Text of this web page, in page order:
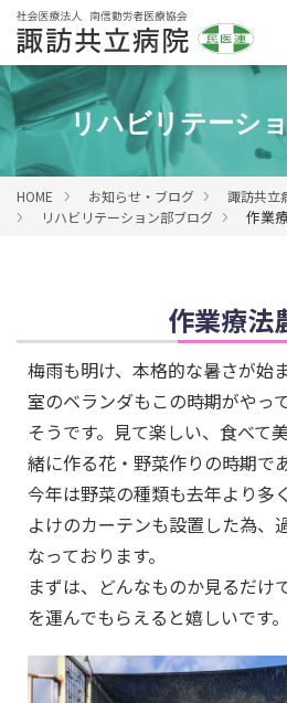
リハビリテーシ
HOME お知らせ・ブログ
諏訪共立
リハビリテーション部ブログ
作業
作業療法
梅雨も明け、本格的な暑さが始
室のベランダもこの時期がやっ
そうです。見て楽しい、食べて
緒に作る花・野菜作りの時期で
今年は野菜の種類も去年より多
よけのカーテンも設置した為、
なっております。
まずは、どんなものか見るだけ
を運んでもらえると嬉しいです。